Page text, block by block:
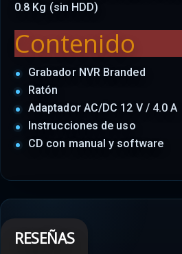
0.8 Kg (sin HDD)
Contenido
Grabador NVR Branded
Ratón
Adaptador AC/DC 12 V / 4.0 A
Instrucciones de uso
CD con manual y software
RESEÑAS